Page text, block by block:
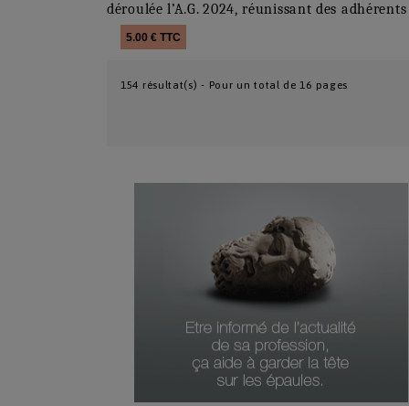
déroulée l’A.G. 2024, réunissant des
5.00 € TTC
154 résultat(s) - Pour un total de 16 pages